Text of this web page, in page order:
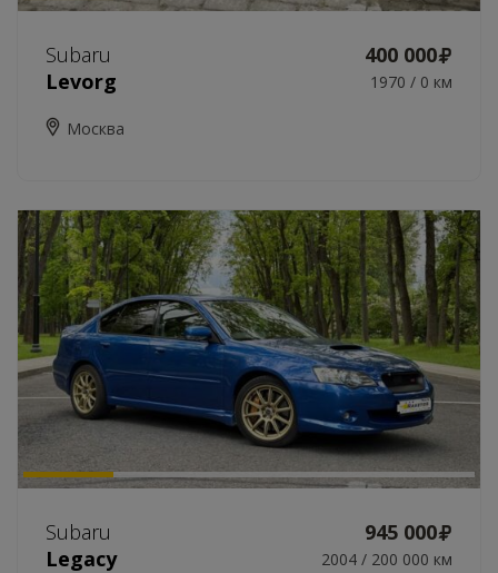
Subaru
400 000
Levorg
1970 / 0 км
Москва
Subaru
945 000
Legacy
2004 / 200 000 км